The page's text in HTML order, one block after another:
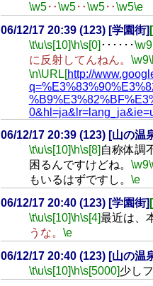
\w5‥\w5‥\w5‥\w5\e
06/12/17 20:39 (123) [学園街]
\t\u\s[10]\h\s[0] ･･････\w9
に反射してんねん。 \w9
\n\URL[http://
06/12/17 20:39 (123) [山の温
\t\u\s[10]\h\s[8] 自称体調
困るんですけどね。 \w9
もいるはずですし。 \e
06/12/17 20:40 (123) [学園街]
\t\u\s[10]\h\s[4]最近は、
うな。 \e
06/12/17 20:40 (123) [山の温
\t\u\s[10]\h\s[5000]少し